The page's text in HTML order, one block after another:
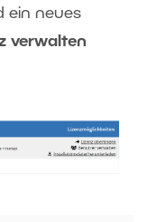
ein neues
verwalten